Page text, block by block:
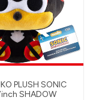
PLUSH SONIC
SHADOW